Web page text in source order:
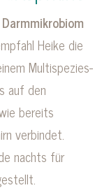
Heike die
Multispezies-
auf den
bereits
verbindet.
nachts für